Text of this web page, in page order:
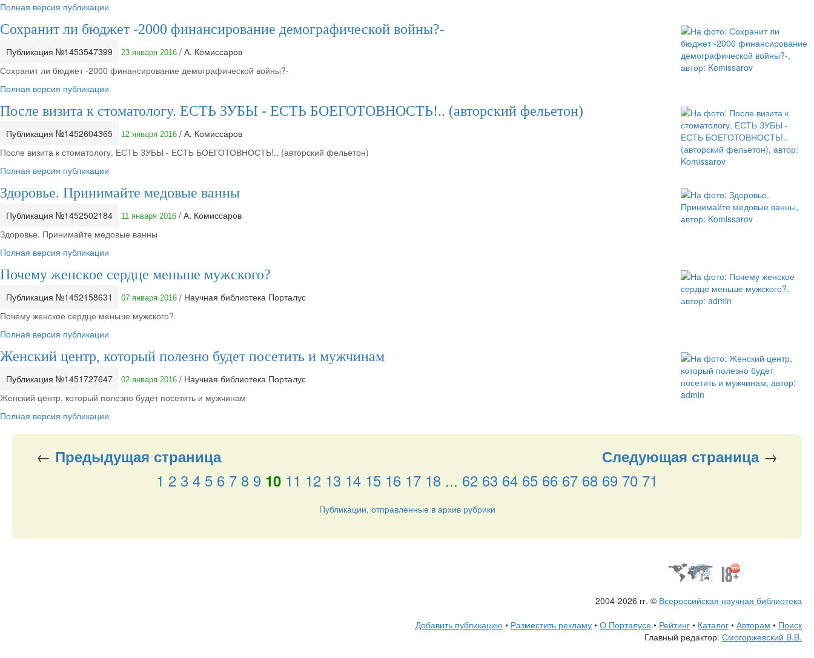
Полная версия публикации
Сохранит ли бюджет -2000 финансирование демографической войны?-
Публикация №1453547399 23 января 2016 / А. Комиссаров
Сохранит ли бюджет -2000 финансирование демографической войны?-
Полная версия публикации
После визита к стоматологу. ЕСТЬ ЗУБЫ - ЕСТЬ БОЕГОТОВНОСТЬ!.. (авторский фельетон)
Публикация №1452604365 12 января 2016 / А. Комиссаров
После визита к стоматологу. ЕСТЬ ЗУБЫ - ЕСТЬ БОЕГОТОВНОСТЬ!.. (авторский фельетон)
Полная версия публикации
Здоровье. Принимайте медовые ванны
Публикация №1452502184 11 января 2016 / А. Комиссаров
Здоровье. Принимайте медовые ванны
Полная версия публикации
Почему женское сердце меньше мужского?
Публикация №1452158631 07 января 2016 / Научная библиотека Порталус
Почему женское сердце меньше мужского?
Полная версия публикации
Женский центр, который полезно будет посетить и мужчинам
Публикация №1451727647 02 января 2016 / Научная библиотека Порталус
Женский центр, который полезно будет посетить и мужчинам
Полная версия публикации
← Предыдущая страница Следующая страница→
1 2 3 4 5 6 7 8 9 10 11 12 13 14 15 16 17 18 ... 62 63 64 65 66 67 68 69 70 71
Публикации, отправленные в архив рубрики
2004-2026 гг. © Всероссийская научная библиотека
Добавить публикацию • Разместить рекламу • О Порталусе • Рейтинг • Каталог • Авторам • Поиск
Главный редактор: Смогоржевский B.B.